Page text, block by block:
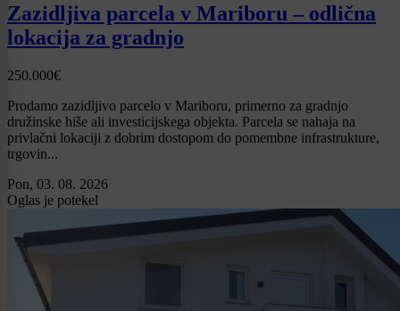
Zazidljiva parcela v Mariboru – odlična
lokacija za gradnjo
250.000€
Prodamo zazidljivo parcelo v Mariboru, primerno za gradnjo
družinske hiše ali investicijskega objekta. Parcela se nahaja na
privlačni lokaciji z dobrim dostopom do pomembne infrastrukture,
trgovin...
Pon, 03. 08. 2026
Oglas je potekel